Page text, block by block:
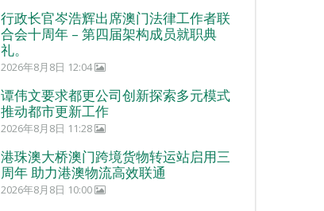
行政长官岑浩辉出席澳门法律工作者联
合会十周年 – 第四届架构成员就职典
礼。
2026年8月8日 12:04
谭伟文要求都更公司创新探索多元模式
推动都市更新工作
2026年8月8日 11:28
港珠澳大桥澳门跨境货物转运站启用三
周年 助力港澳物流高效联通
2026年8月8日 10:00